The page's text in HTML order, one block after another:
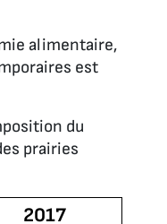
alimentaire,
est
du
prairies
2017